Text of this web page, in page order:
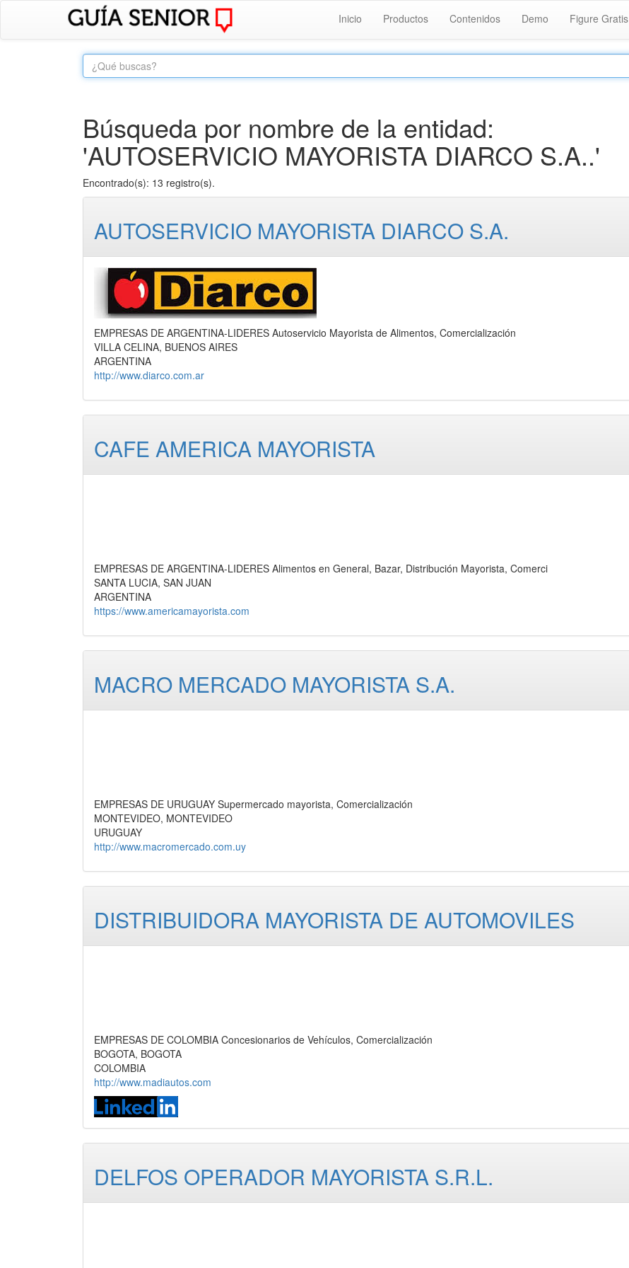
Inicio Productos Contenidos Demo Figure Gratis
Búsqueda por nombre de la entidad:
'AUTOSERVICIO MAYORISTA DIARCO S.A..'
Encontrado(s): 13 registro(s).
AUTOSERVICIO MAYORISTA DIARCO S.A.
EMPRESAS DE ARGENTINA-LIDERES Autoservicio Mayorista de Alimentos, Comercialización
VILLA CELINA, BUENOS AIRES
ARGENTINA
http://www.diarco.com.ar
CAFE AMERICA MAYORISTA
EMPRESAS DE ARGENTINA-LIDERES Alimentos en General, Bazar, Distribución Mayorista, Comerci
SANTA LUCIA, SAN JUAN
ARGENTINA
https://www.americamayorista.com
MACRO MERCADO MAYORISTA S.A.
EMPRESAS DE URUGUAY Supermercado mayorista, Comercialización
MONTEVIDEO, MONTEVIDEO
URUGUAY
http://www.macromercado.com.uy
DISTRIBUIDORA MAYORISTA DE AUTOMOVILES
EMPRESAS DE COLOMBIA Concesionarios de Vehículos, Comercialización
BOGOTA, BOGOTA
COLOMBIA
http://www.madiautos.com
DELFOS OPERADOR MAYORISTA S.R.L.